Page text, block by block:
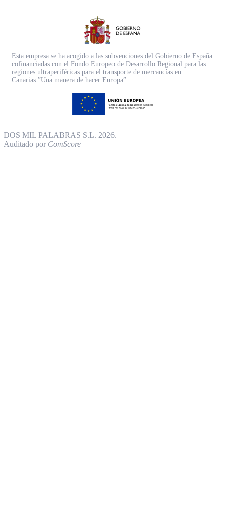
Esta empresa se ha acogido a las subvenciones del Gobierno de España
cofinanciadas con el Fondo Europeo de Desarrollo Regional para las
regiones ultraperiféricas para el transporte de mercancías en
Canarias.”Una manera de hacer Europa”
DOS MIL PALABRAS S.L. 2026.
Auditado por ComScore